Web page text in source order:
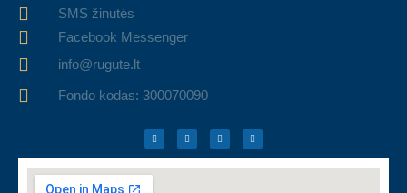
SMS žinutės
Facebook Messenger
info@rugute.lt
Fondo kodas: 300070090